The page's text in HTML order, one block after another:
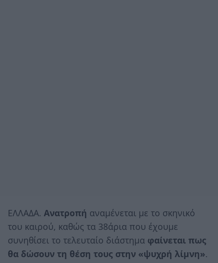
ΕΛΛΑΔΑ. Ανατροπή αναμένεται με το σκηνικό
του καιρού, καθώς τα 38άρια που έχουμε
συνηθίσει το τελευταίο διάστημα φαίνεται πως
θα δώσουν τη θέση τους στην «ψυχρή λίμνη».